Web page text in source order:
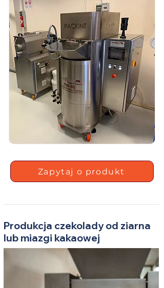
Zapytaj o produkt
Produkcja czekolady od ziarna
lub miazgi kakaowej